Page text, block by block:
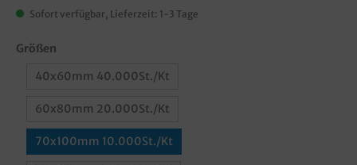
Sofort verfügbar, Lieferzeit: 1-3 Tage
Größen
40x60mm 40.000St./Kt
60x80mm 20.000St./Kt
70x100mm 10.000St./Kt